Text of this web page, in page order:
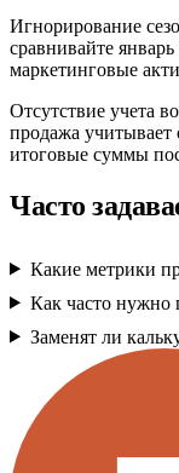
Игнорирование
сравнивайте
маркетинговые
Отсутствие учета
продажа учитывает
итоговые суммы
Часто
Какие метрики
Как часто нужно
Заменят ли